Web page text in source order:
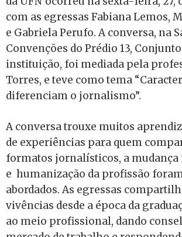
com as egressas Fabiana Lemos,
e Gabriela Perufo. A conversa, na
Convenções do Prédio 13,
instituição, foi mediada pela
Torres, e teve como tema
diferenciam o jornalismo”.
A conversa trouxe muitos
de experiências para quem
formatos jornalísticos, a
e humanização da profissão
abordados. As egressas
vivências desde a época da
ao meio profissional, dando